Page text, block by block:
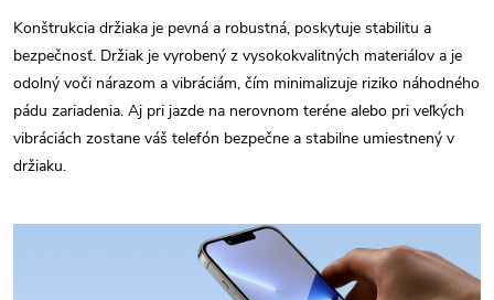
Konštrukcia držiaka je pevná a robustná, poskytuje stabilitu a
bezpečnosť. Držiak je vyrobený z vysokokvalitných materiálov a je
odolný voči nárazom a vibráciám, čím minimalizuje riziko náhodného
pádu zariadenia. Aj pri jazde na nerovnom teréne alebo pri veľkých
vibráciách zostane váš telefón bezpečne a stabilne umiestnený v
držiaku.